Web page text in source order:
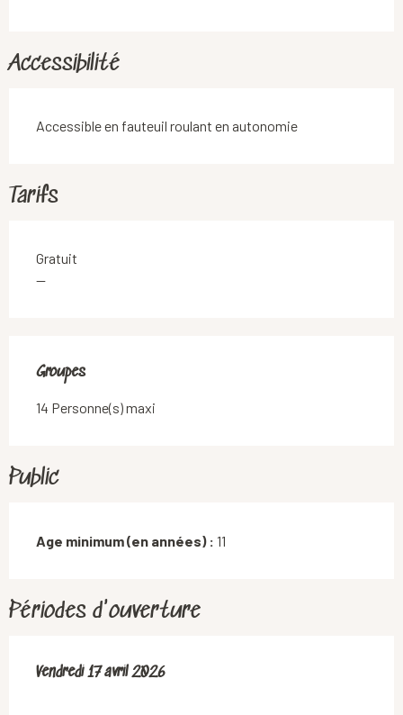
Accessibilité
Accessible en fauteuil roulant en autonomie
Tarifs
Gratuit
—
Groupes
Groupes
14 Personne(s) maxi
Public
Age minimum (en années) : 11
Périodes d'ouverture
Vendredi 17 avril 2026
Vendredi 17 avril 2026